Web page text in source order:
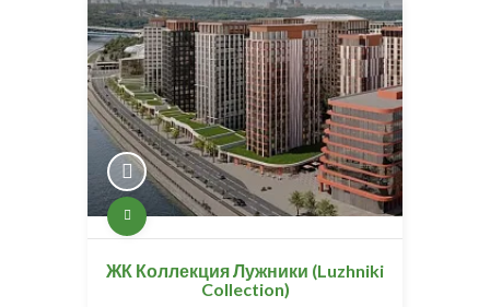
ЖК Коллекция Лужники (Luzhniki
Collection)